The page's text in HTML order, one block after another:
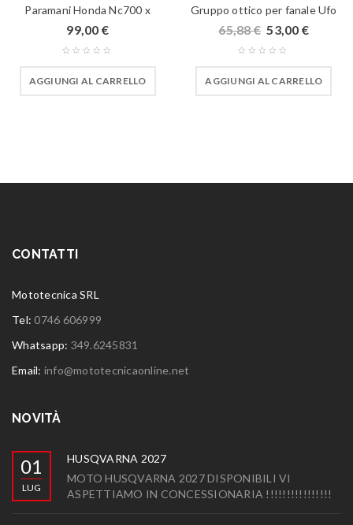
Paramani Honda Nc700 x
99,00 €
AGGIUNGI AL CARRELLO
Gruppo ottico per fanale Ufo
65,88€ 53,00 €
AGGIUNGI AL CARRELLO
CONTATTI
Mototecnica SRL
Tel:0746 606999
Whatsapp: 349.6245831
Email: info@mototecnicaonline.net
NOVITÀ
01
LUG
HUSQVARNA 2027
MOTO HUSQVARNA 2027 DISPONIBILI VI
ASPETTIAMO IN CONCESSIONARIA !!!!!!!!!!!!!!!!